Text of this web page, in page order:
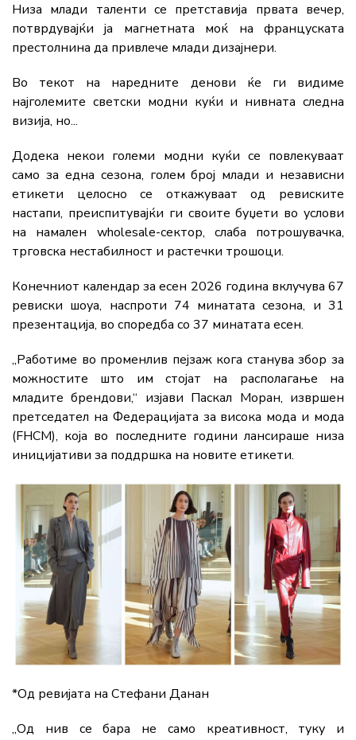
Низа млади таленти се претставија првата вечер,
потврдувајќи ја магнетната моќ на француската
престолнина да привлече млади дизајнери.
Во текот на наредните денови ќе ги видиме
најголемите светски модни куќи и нивната следна
визија, но...
Додека некои големи модни куќи се повлекуваат
само за една сезона, голем број млади и независни
етикети целосно се откажуваат од ревиските
настапи, преиспитувајќи ги своите буџети во услови
на намален wholesale-сектор, слаба потрошувачка,
трговска нестабилност и растечки трошоци.
Конечниот календар за есен 2026 година вклучува 67
ревиски шоуа, наспроти 74 минатата сезона, и 31
презентација, во споредба со 37 минатата есен.
„Работиме во променлив пејзаж кога станува збор за
можностите што им стојат на располагање на
младите брендови,“ изјави Паскал Моран, извршен
претседател на Федерацијата за висока мода и мода
(FHCM), која во последните години лансираше низа
иницијативи за поддршка на новите етикети.
*Од ревијата на Стефани Данан
„Од нив се бара не само креативност, туку и